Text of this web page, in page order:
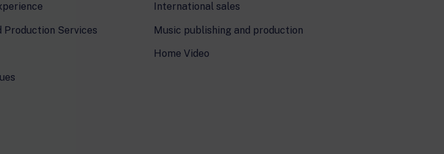
International sales
Production Services Music publishing and production
Home Video